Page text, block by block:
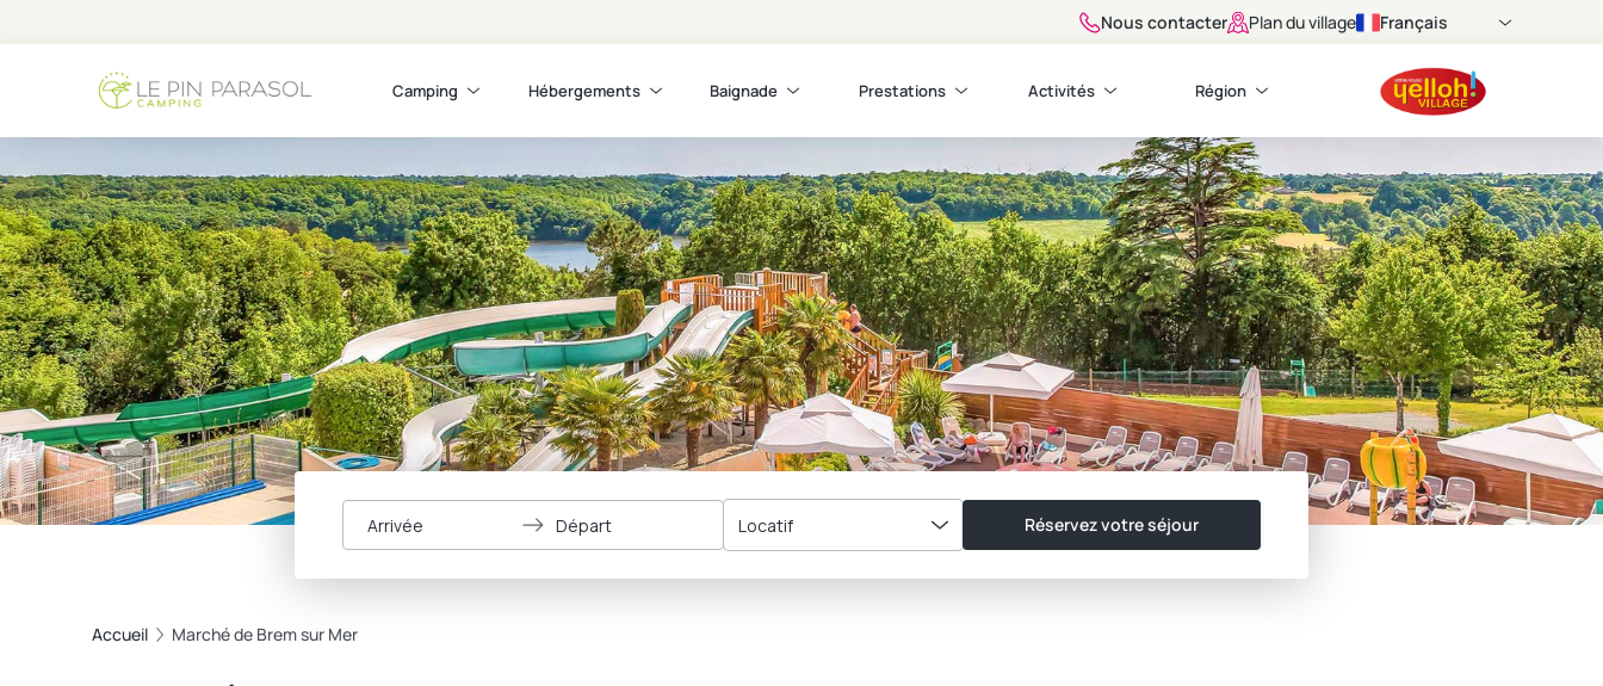
Nous contacter Plan du village Français
Camping Hébergements Baignade Prestations Activités Région
Arrivée Départ Locatif Réservez votre séjour
Accueil Marché de Brem sur Mer